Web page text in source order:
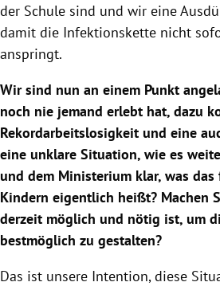
der Schule sind und wir eine
damit die Infektionskette nicht
anspringt.
Wir sind nun an einem Punkt
noch nie jemand erlebt hat, dazu
Rekordarbeitslosigkeit und eine
eine unklare Situation, wie es
und dem Ministerium klar, was
Kindern eigentlich heißt? Machen
derzeit möglich und nötig ist, um
bestmöglich zu gestalten?
Das ist unsere Intention, diese